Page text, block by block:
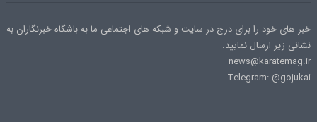
خبر های خود را برای درج در سایت و شبکه های اجتماعی ما به باشگاه خبرنگاران به
نشانی زیر ارسال نمایید.
news@karatemag.ir
Telegram: @gojukai